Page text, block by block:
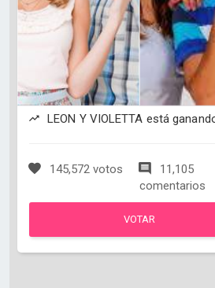
LEON Y VIOLETTA está
145,572 votos
11,105
comentarios
VOTAR